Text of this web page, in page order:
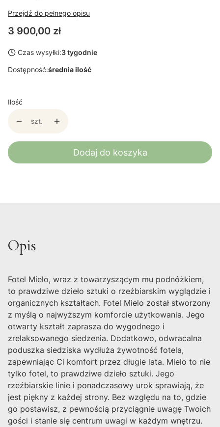
Przejdź do pełnego opisu
Cena
3 900,00 zł
Czas wysyłki:3 tygodnie
Dostępność:średnia ilość
Ilość
szt.
Dodaj do koszyka
Opis
Fotel Mielo, wraz z towarzyszącym mu podnóżkiem,
to prawdziwe dzieło sztuki o rzeźbiarskim wyglądzie i
organicznych kształtach. Fotel Mielo został stworzony
z myślą o najwyższym komforcie użytkowania. Jego
otwarty kształt zaprasza do wygodnego i
zrelaksowanego siedzenia. Dodatkowo, odwracalna
poduszka siedziska wydłuża żywotność fotela,
zapewniając Ci komfort przez długie lata. Mielo to nie
tylko fotel, to prawdziwe dzieło sztuki. Jego
rzeźbiarskie linie i ponadczasowy urok sprawiają, że
jest piękny z każdej strony. Bez względu na to, gdzie
go postawisz, z pewnością przyciągnie uwagę Twoich
gości i stanie się centrum uwagi w każdym wnętrzu.